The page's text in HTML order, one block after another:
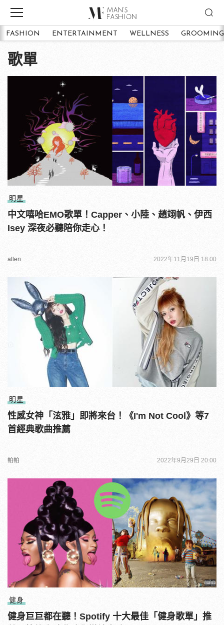
FASHION ENTERTAINMENT WELLNESS GROOMING
歌單
明星
中文嘻哈EMO歌單！Capper、小陸、趙翊帆、伊西
Isey 深夜必聽陪你走心！
allen 2022年11月19日 18:00
明星
性感女神「泫雅」即將來台！《I'm Not Cool》等7
首經典歌曲推薦
帕帕 2022年9月29日 20:00
健身
健身巨巨都在聽！Spotify 十大最佳「健身歌單」推